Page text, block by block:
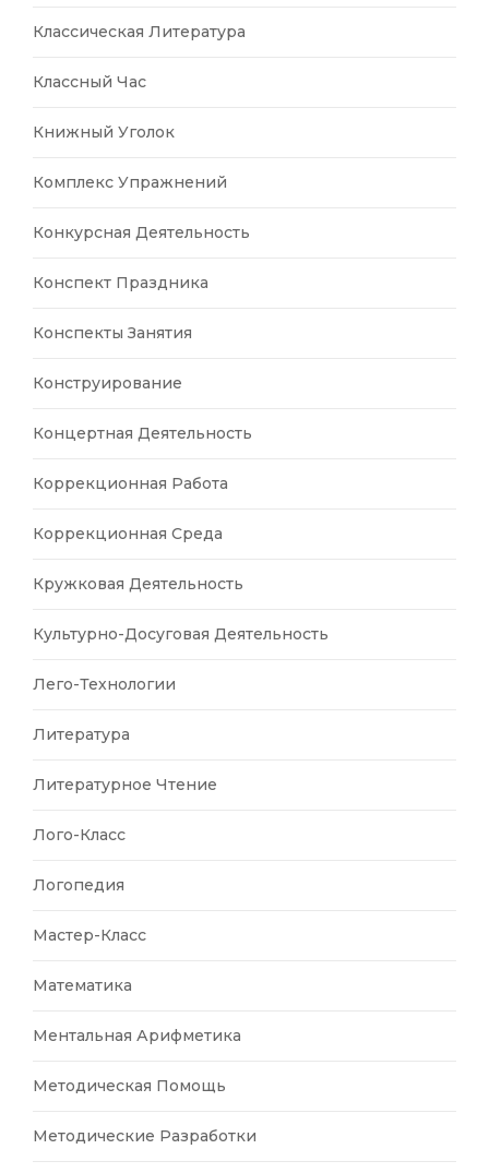
Классическая Литература
Классный Час
Книжный Уголок
Комплекс Упражнений
Конкурсная Деятельность
Конспект Праздника
Конспекты Занятия
Конструирование
Концертная Деятельность
Коррекционная Работа
Коррекционная Среда
Кружковая Деятельность
Культурно-Досуговая Деятельность
Лего-Технологии
Литература
Литературное Чтение
Лого-Класс
Логопедия
Мастер-Класс
Математика
Ментальная Арифметика
Методическая Помощь
Методические Разработки